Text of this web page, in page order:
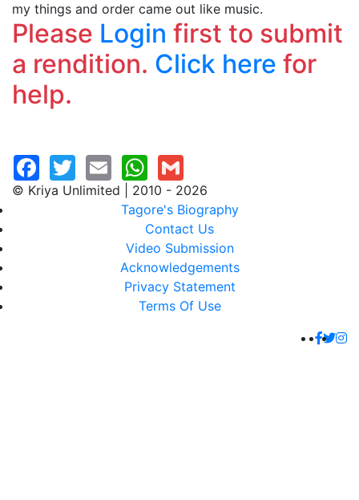
my things and order came out like music.
Please Login first to submit
a rendition. Click here for
help.
© Kriya Unlimited | 2010 - 2026
Tagore's Biography
Contact Us
Video Submission
Acknowledgements
Privacy Statement
Terms Of Use